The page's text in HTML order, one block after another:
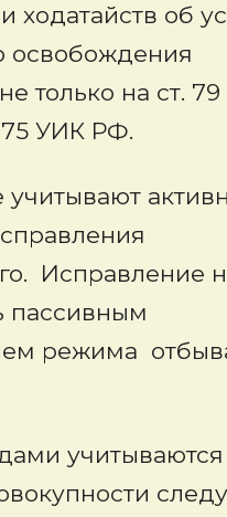
ходатайств об
освобождения
только на ст.
УИК РФ.
Исправление
пассивным
режима
учитываются